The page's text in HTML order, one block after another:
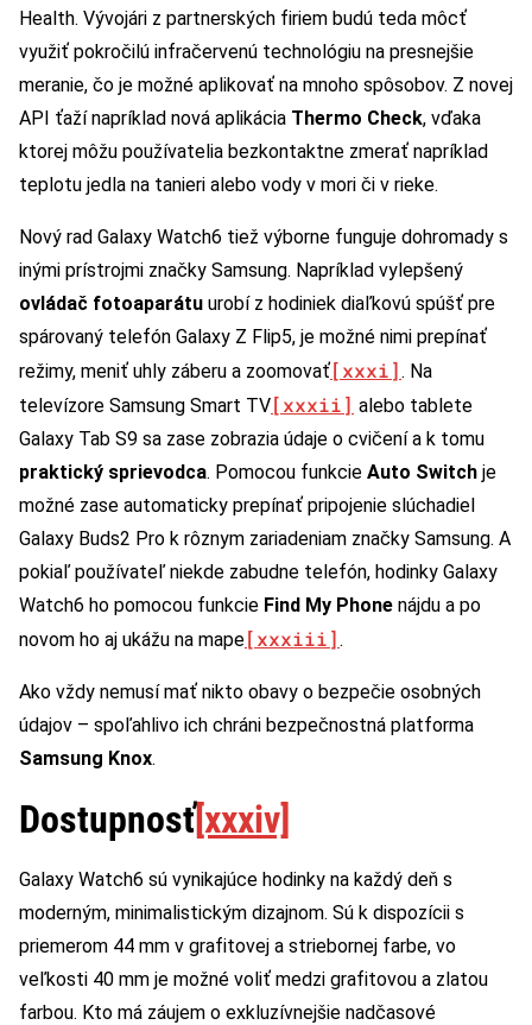
Health. Vývojári z partnerských firiem budú teda môcť
využiť pokročilú infračervenú technológiu na presnejšie
meranie, čo je možné aplikovať na mnoho spôsobov. Z novej
API ťaží napríklad nová aplikácia Thermo Check, vďaka
ktorej môžu používatelia bezkontaktne zmerať napríklad
teplotu jedla na tanieri alebo vody v mori či v rieke.
Nový rad Galaxy Watch6 tiež výborne funguje dohromady s
inými prístrojmi značky Samsung. Napríklad vylepšený
ovládač fotoaparátu urobí z hodiniek diaľkovú spúšť pre
spárovaný telefón Galaxy Z Flip5, je možné nimi prepínať
režimy, meniť uhly záberu a zoomovať[xxxi] . Na
televízore Samsung Smart TV[xxxii] alebo tablete
Galaxy Tab S9 sa zase zobrazia údaje o cvičení a k tomu
praktický sprievodca. Pomocou funkcie Auto Switch je
možné zase automaticky prepínať pripojenie slúchadiel
Galaxy Buds2 Pro k rôznym zariadeniam značky Samsung. A
pokiaľ používateľ niekde zabudne telefón, hodinky Galaxy
Watch6 ho pomocou funkcie Find My Phone nájdu a po
novom ho aj ukážu na mape[xxxiii] .
Ako vždy nemusí mať nikto obavy o bezpečie osobných
údajov – spoľahlivo ich chráni bezpečnostná platforma
Samsung Knox.
Dostupnosť[xxxiv]
Galaxy Watch6 sú vynikajúce hodinky na každý deň s
moderným, minimalistickým dizajnom. Sú k dispozícii s
priemerom 44 mm v grafitovej a striebornej farbe, vo
veľkosti 40 mm je možné voliť medzi grafitovou a zlatou
farbou. Kto má záujem o exkluzívnejšie nadčasové